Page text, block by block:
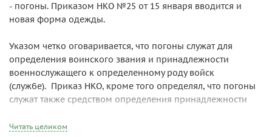
- погоны. Приказом НКО №25 от 15 января вводится и
новая форма одежды.
Указом четко оговаривается, что погоны служат для
определения воинского звания и принадлежности
военнослужащего к определенному роду войск
(службе). Приказ НКО, кроме того определял, что погоны
служат также средством определения принадлежности
воинской части.
Читать целиком